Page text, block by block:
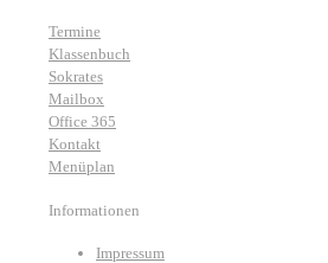
Termine
Klassenbuch
Sokrates
Mailbox
Office 365
Kontakt
Menüplan
Informationen
Impressum